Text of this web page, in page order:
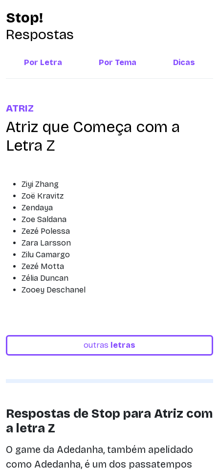
Stop!
Respostas
Por Letra Por Tema Dicas
ATRIZ
Atriz que Começa com a
Letra Z
Ziyi Zhang
Zoë Kravitz
Zendaya
Zoe Saldana
Zezé Polessa
Zara Larsson
Zilu Camargo
Zezé Motta
Zélia Duncan
Zooey Deschanel
outras letras
Respostas de Stop para Atriz com
a letra Z
O game da Adedanha, também apelidado
como Adedanha, é um dos passatempos